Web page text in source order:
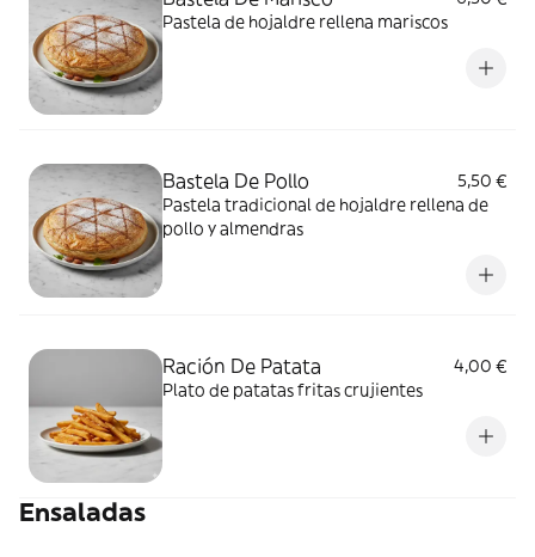
Pastela de hojaldre rellena mariscos
Bastela De Pollo
5,50 €
Pastela tradicional de hojaldre rellena de
pollo y almendras
Ración De Patata
4,00 €
Plato de patatas fritas crujientes
Ensaladas